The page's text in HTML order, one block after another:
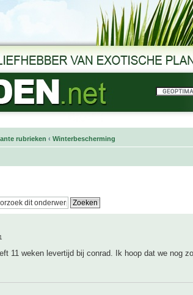
rubrieken ‹ Winterbescherming
11 weken levertijd bij conrad. Ik hoop dat we nog